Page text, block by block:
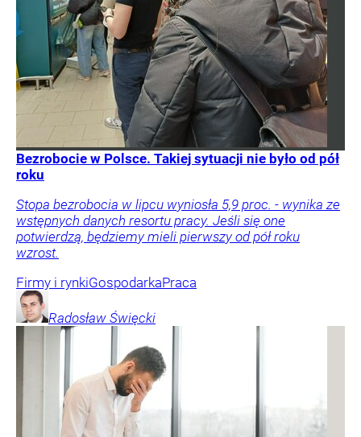
Bezrobocie w Polsce. Takiej sytuacji nie było od pół
roku
Stopa bezrobocia w lipcu wyniosła 5,9 proc. - wynika ze
wstępnych danych resortu pracy. Jeśli się one
potwierdzą, będziemy mieli pierwszy od pół roku
wzrost.
Firmy i rynkiGospodarkaPraca
Radosław Święcki